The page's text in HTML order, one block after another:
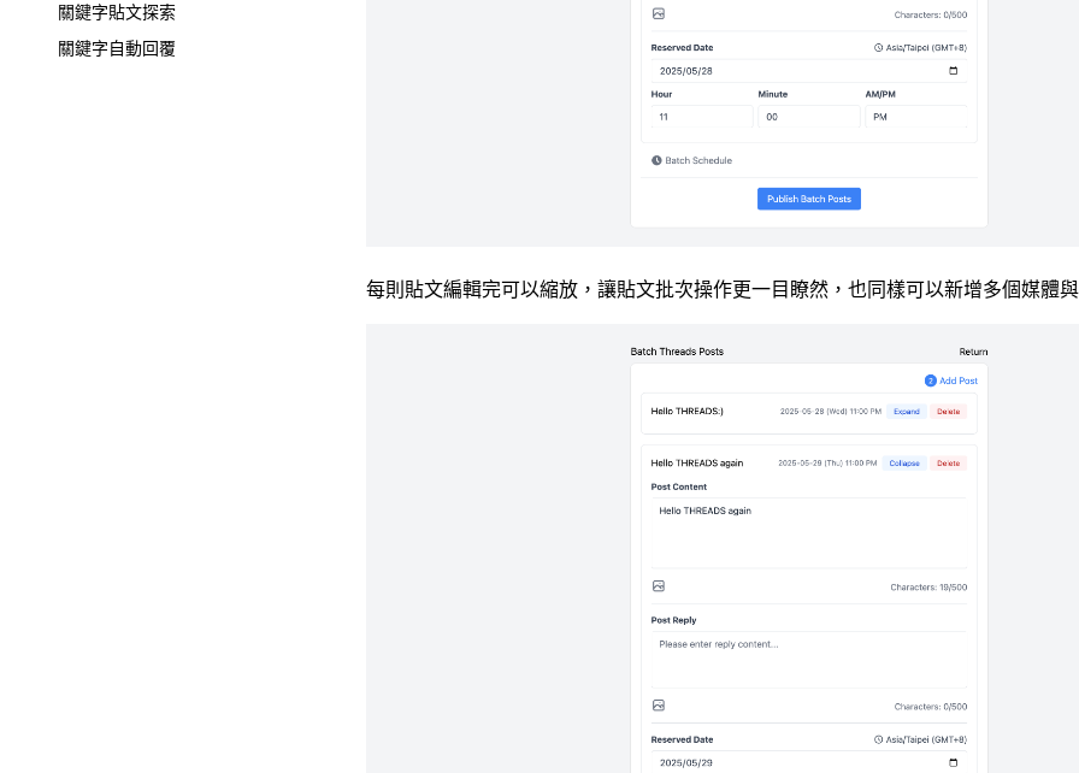
關鍵字貼文探索
關鍵字自動回覆
每則貼文編輯完可以縮放，讓貼文批次操作更一目瞭然，也同樣可以新增多個媒體